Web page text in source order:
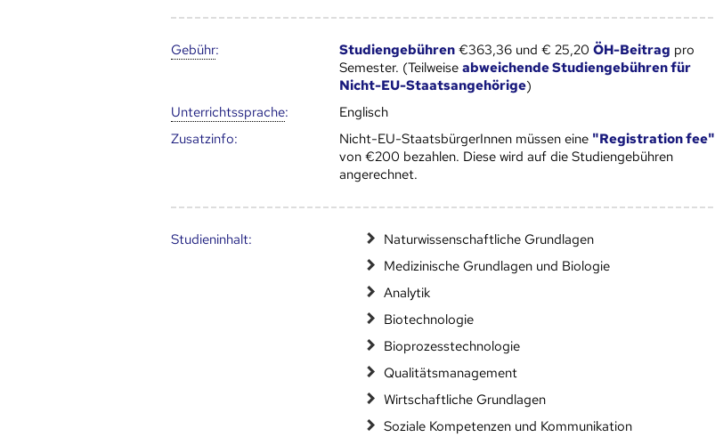
Gebühr: Studiengebühren€363,36 und € 25,20 ÖH-Beitrag pro
Semester. (Teilweise abweichende Studiengebühren für
Nicht-EU-Staatsangehörige)
Unter­richts­sprache:
Englisch
Zusatz­info:
Nicht-EU-StaatsbürgerInnen müssen eine "Registration fee"
von €200 bezahlen. Diese wird auf die Studiengebühren
angerechnet.
Studien­inhalt:
Naturwissenschaftliche Grundlagen
Medizinische Grundlagen und Biologie
Analytik
Biotechnologie
Bioprozesstechnologie
Qualitätsmanagement
Wirtschaftliche Grundlagen
Soziale Kompetenzen und Kommunikation